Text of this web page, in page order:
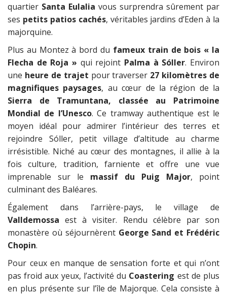
quartier Santa Eulalia vous surprendra sûrement par
ses petits patios cachés, véritables jardins d’Eden à la
majorquine.
Plus au Montez à bord du fameux train de bois « la
Flecha de Roja » qui rejoint Palma à Sóller. Environ
une heure de trajet pour traverser 27 kilomètres de
magnifiques paysages, au cœur de la région de la
Sierra de Tramuntana, classée au Patrimoine
Mondial de l’Unesco. Ce tramway authentique est le
moyen idéal pour admirer l’intérieur des terres et
rejoindre Sóller, petit village d’altitude au charme
irrésistible. Niché au cœur des montagnes, il allie à la
fois culture, tradition, farniente et offre une vue
imprenable sur le massif du Puig Major, point
culminant des Baléares.
Également dans l’arrière-pays, le village de
Valldemossa est à visiter. Rendu célèbre par son
monastère où séjournèrent George Sand et Frédéric
Chopin.
Pour ceux en manque de sensation forte et qui n’ont
pas froid aux yeux, l’activité du Coastering est de plus
en plus présente sur l’île de Majorque. Cela consiste à